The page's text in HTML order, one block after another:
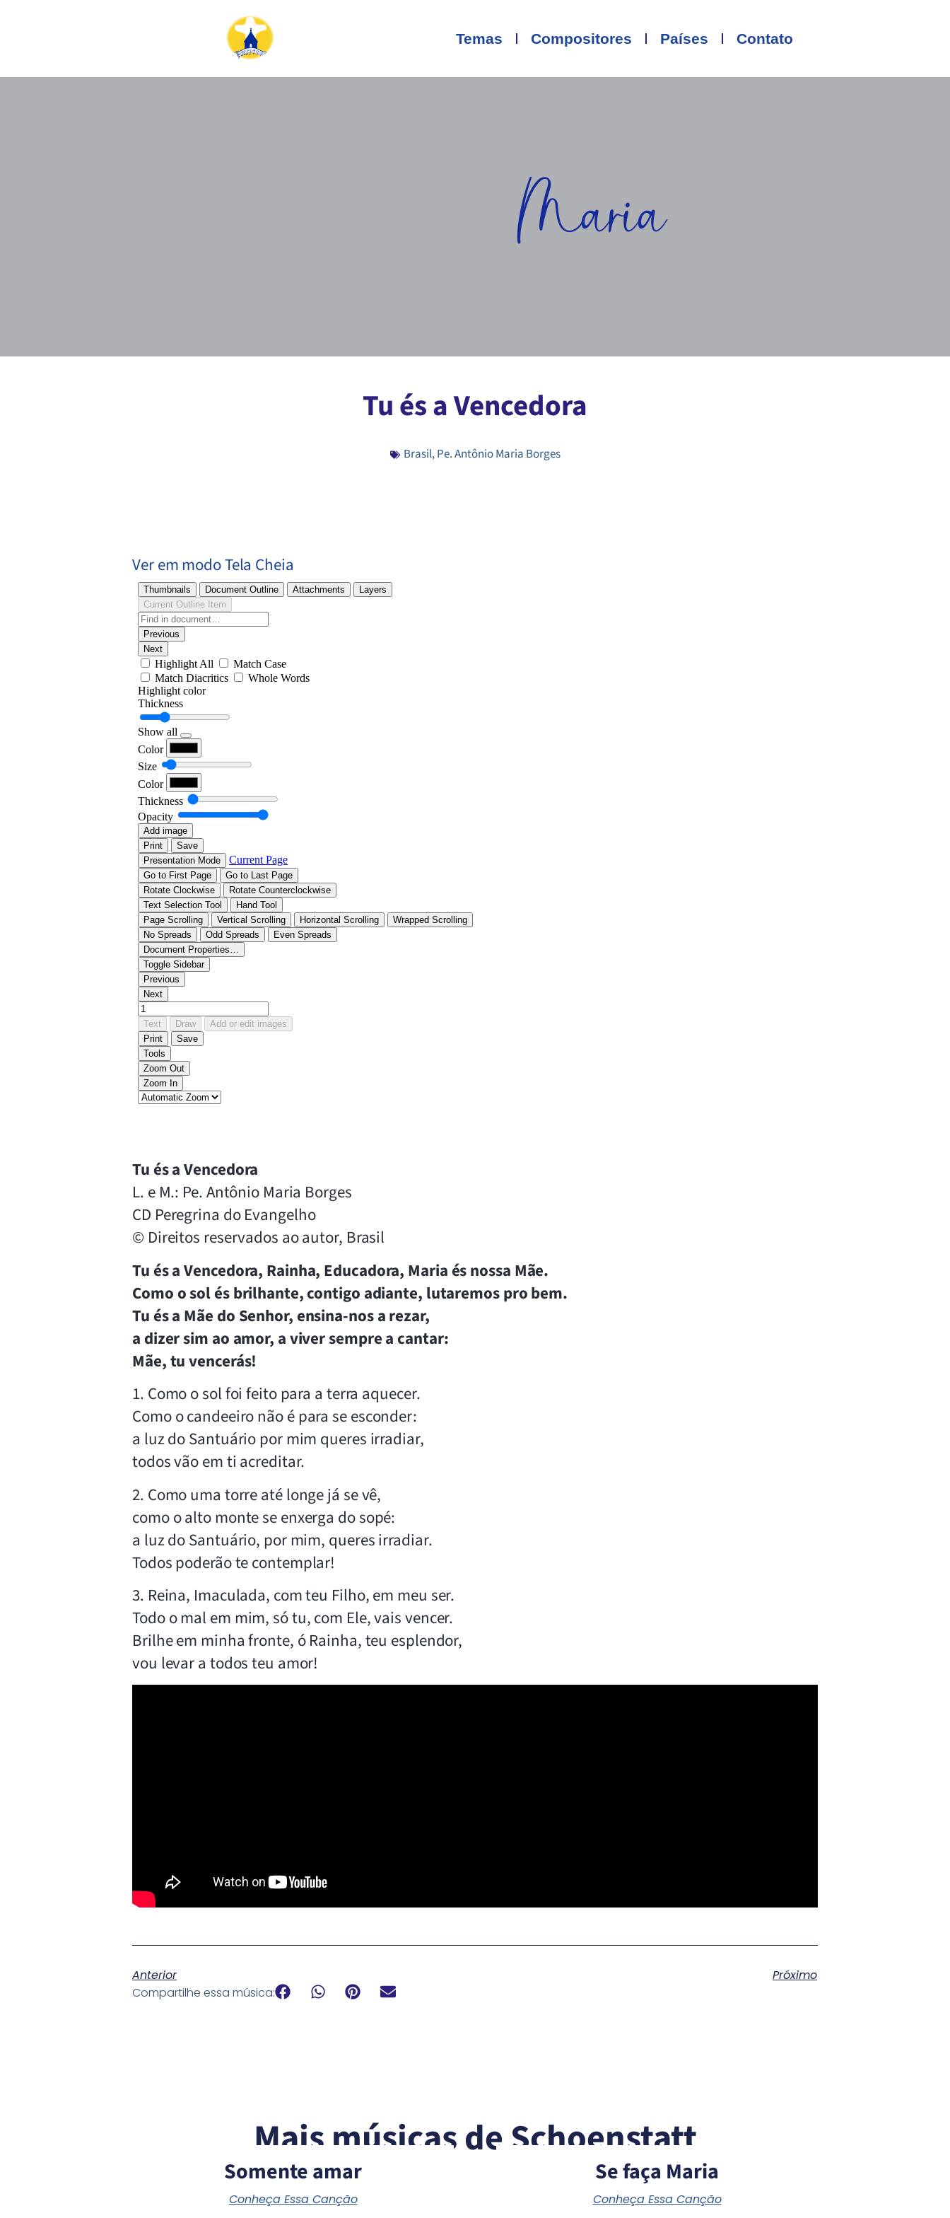
Temas Compositores Países Contato
Maria
Tu és a Vencedora
Brasil,Pe. Antônio Maria Borges
Ver em modo Tela Cheia
Tu és a Vencedora
L. e M.: Pe. Antônio Maria Borges
CD Peregrina do Evangelho
© Direitos reservados ao autor, Brasil
Tu és a Vencedora, Rainha, Educadora, Maria és nossa Mãe.
Como o sol és brilhante, contigo adiante, lutaremos pro bem.
Tu és a Mãe do Senhor, ensina-nos a rezar,
a dizer sim ao amor, a viver sempre a cantar:
Mãe, tu vencerás!
1. Como o sol foi feito para a terra aquecer.
Como o candeeiro não é para se esconder:
a luz do Santuário por mim queres irradiar,
todos vão em ti acreditar.
2. Como uma torre até longe já se vê,
como o alto monte se enxerga do sopé:
a luz do Santuário, por mim, queres irradiar.
Todos poderão te contemplar!
3. Reina, Imaculada, com teu Filho, em meu ser.
Todo o mal em mim, só tu, com Ele, vais vencer.
Brilhe em minha fronte, ó Rainha, teu esplendor,
vou levar a todos teu amor!
Anterior
Próximo
Compartilhe essa música:
Mais músicas de Schoenstatt
Somente amar
Conheça Essa Canção
Se faça Maria
Conheça Essa Canção